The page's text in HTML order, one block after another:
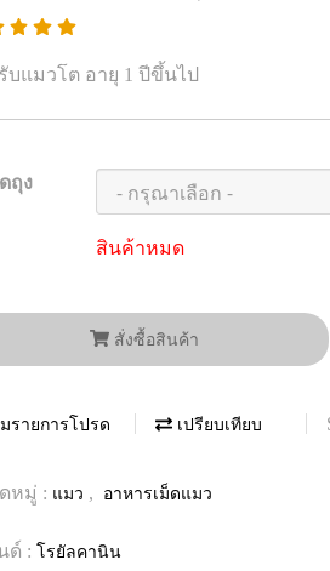
บแมวโต อายุ 1 ปีขึ้นไป
ถุง
สินค้าหมด
สั่งซื้อสินค้า
มรายการโปรด เปรียบเทียบ
หมู่ : แมว , อาหารเม็ดแมว
ด์ : โรยัลคานิน